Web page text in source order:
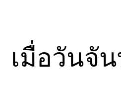
เมื่อวันจั